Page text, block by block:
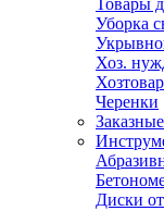
Товары
Уборка
Хоз.
Черенки
Диски